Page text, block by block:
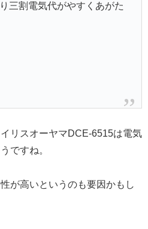
三割電気代がやすくあがた
。
リスオーヤマDCE-6515は電気
ですね。
が高いというのも要因かもし